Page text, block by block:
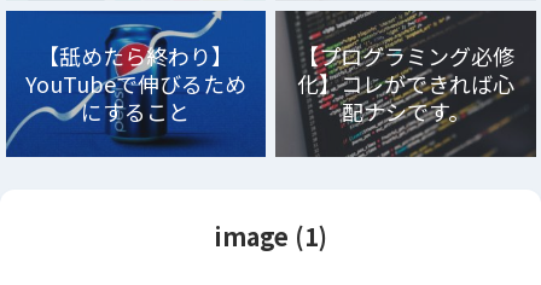
【舐めたら終わり】
YouTubeで伸びるため
にすること
【プログラミング必修
化】コレができれば心
配ナシです。
image (1)